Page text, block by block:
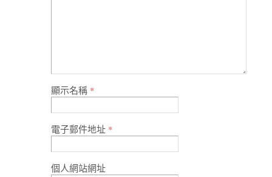
顯示名稱 *
電子郵件地址 *
個人網站網址